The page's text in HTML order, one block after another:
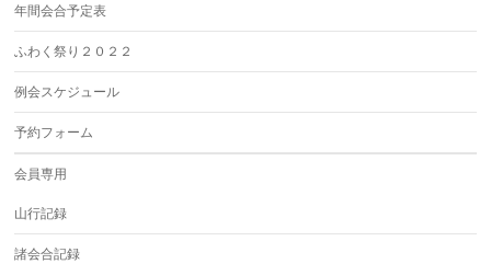
年間会合予定表
ふわく祭り２０２２
例会スケジュール
予約フォーム
会員専用
山行記録
諸会合記録